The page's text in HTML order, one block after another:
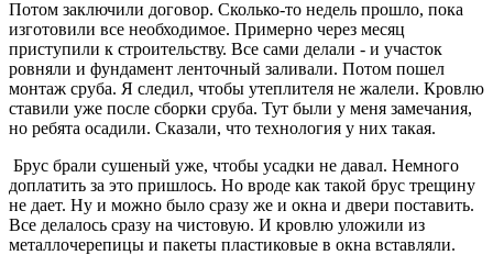
Потом заключили договор. Сколько-то недель прошло, пока
изготовили все необходимое. Примерно через месяц
приступили к строительству. Все сами делали - и участок
ровняли и фундамент ленточный заливали. Потом пошел
монтаж сруба. Я следил, чтобы утеплителя не жалели. Кровлю
ставили уже после сборки сруба. Тут были у меня замечания,
но ребята осадили. Сказали, что технология у них такая.
Брус брали сушеный уже, чтобы усадки не давал. Немного
доплатить за это пришлось. Но вроде как такой брус трещину
не дает. Ну и можно было сразу же и окна и двери поставить.
Все делалось сразу на чистовую. И кровлю уложили из
металлочерепицы и пакеты пластиковые в окна вставляли.